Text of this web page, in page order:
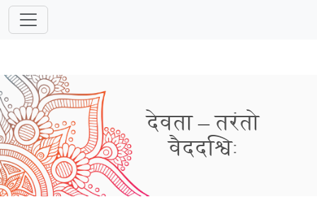
देवता – तरंतो
वैददश्विः